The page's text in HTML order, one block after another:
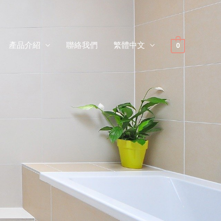
產品介紹 聯絡我們 繁體中文 0